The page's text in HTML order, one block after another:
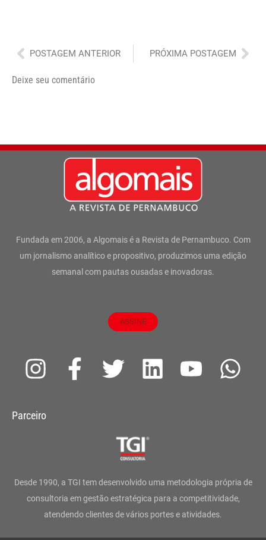
Anterior
POSTAGEM ANTERIOR PRÓXIMA POSTAGEM
Deixe seu comentário
Fundada em 2006, a Algomais é a Revista de Pernambuco. Com
um jornalismo analítico e propositivo, produzimos uma edição
semanal com pautas ousadas e inovadoras.
ASSINE
I
s
g
r
a
F
a
o
o
k
T
t
e
r
L
d
i
n
Y
b
e
W
a
p
Parceiro
Desde 1990, a TGI tem desenvolvido uma metodologia própria de
consultoria em gestão estratégica para a competitividade,
atendendo clientes de vários portes e atividades.